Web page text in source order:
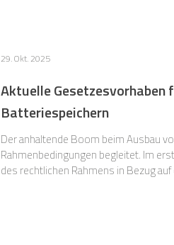
Aktuelle Gesetzesvorhaben
Batteriespeichern
Der anhaltende Boom beim Ausbau
Rahmenbedingungen begleitet. Im ersten Teil haben wir bereits über aktuelle Gesetzesinitiativen berichtet, die
des rechtlichen Rahmens in Bezug
29. Okt. 2025